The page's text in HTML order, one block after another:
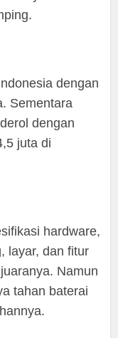
dengan
Sementara
dengan
juta di
hardware,
layar, dan fitur
Namun
tahan baterai